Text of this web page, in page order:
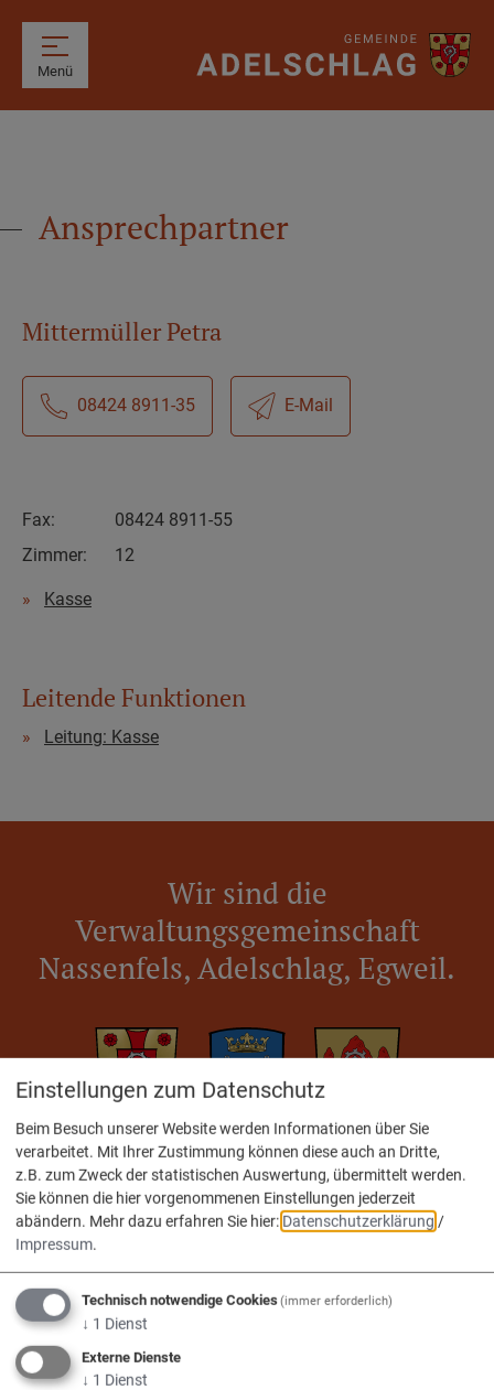
Menü
Ansprechpartner
Mittermüller Petra
08424 8911-35 E-Mail
Fax:
08424 8911-55
Zimmer:
12
Kasse
Leitende Funktionen
Leitung: Kasse
Wir sind die
Verwaltungsgemeinschaft
Nassenfels, Adelschlag, Egweil.
Adelschlag Egweil Nassenfels
Service
Kontakt & Öffnungszeiten
Impressum
Einstellungen zum Datenschutz
Beim Besuch unserer Website werden Informationen über Sie
verarbeitet. Mit Ihrer Zustimmung können diese auch an Dritte,
z.B. zum Zweck der statistischen Auswertung, übermittelt werden.
Sie können die hier vorgenommenen Einstellungen jederzeit
abändern. Mehr dazu erfahren Sie hier:Datenschutzerklärung /
Impressum.
Technisch notwendige Cookies(immer erforderlich)
↓ 1 Dienst
Externe Dienste
↓ 1 Dienst